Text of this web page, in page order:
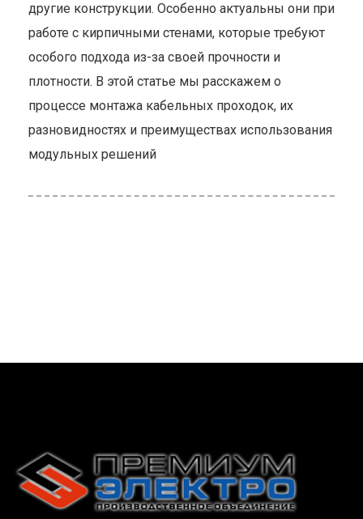
другие конструкции. Особенно актуальны они при
работе с кирпичными стенами, которые требуют
особого подхода из-за своей прочности и
плотности. В этой статье мы расскажем о
процессе монтажа кабельных проходок, их
разновидностях и преимуществах использования
модульных решений